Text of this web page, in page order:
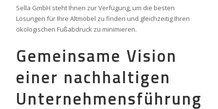
Sella GmbH steht Ihnen zur Verfügung, um die besten
Lösungen für Ihre Altmöbel zu finden und gleichzeitig Ihren
ökologischen Fußabdruck zu minimieren.
Gemeinsame Vision
einer nachhaltigen
Unternehmensführung